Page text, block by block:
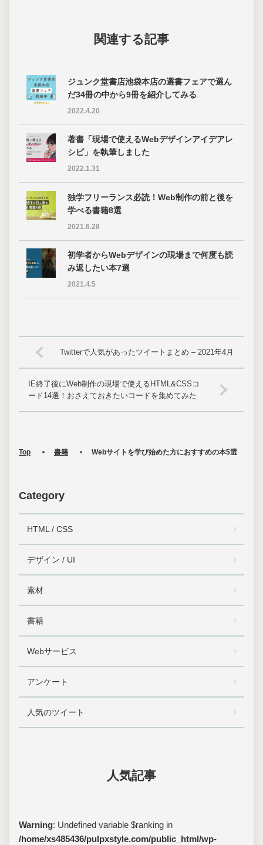
関連する記事
ジュンク堂書店池袋本店の選書フェアで選ん
だ34冊の中から9冊を紹介してみる
2022.4.20
著書「現場で使えるWebデザインアイデアレ
シピ」を執筆しました
2022.1.31
独学フリーランス必読！Web制作の前と後を
学べる書籍8選
2021.6.28
初学者からWebデザインの現場まで何度も読
み返したい本7選
2021.4.5
Twitterで人気があったツイートまとめ – 2021年4月
IE終了後にWeb制作の現場で使えるHTML&CSSコ
ード14選！おさえておきたいコードを集めてみた
Top 書籍 Webサイトを学び始めた方におすすめの本5選
Category
HTML / CSS
デザイン / UI
素材
書籍
Webサービス
アンケート
人気のツイート
人気記事
Warning: Undefined variable $ranking in
/home/xs485436/pulpxstyle.com/public_html/wp-